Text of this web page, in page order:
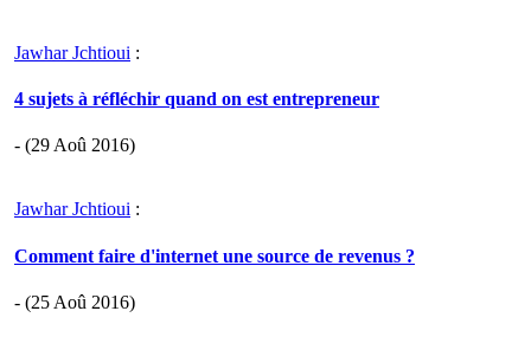
Jawhar Jchtioui :
4 sujets à réfléchir quand on est entrepreneur
- (29 Aoû 2016)
Jawhar Jchtioui :
Comment faire d'internet une source de revenus ?
- (25 Aoû 2016)